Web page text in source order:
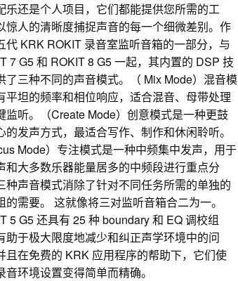
乐还是个人项目，它们都能提供您所需的工
惊人的清晰度捕捉声音的每一个细微差别。作
代 KRK ROKIT 录音室监听音箱的一部分，与
7 G5 和 ROKIT 8 G5 一起，其内置的 DSP 技
了三种不同的声音模式。（ Mix Mode）混音模
平坦的频率和相位响应，适合混音、母带处理
监听。（Create Mode）创意模式是一种更鼓
的发声方式，最适合写作、制作和休闲聆听。
Mode）专注模式是一种中频集中发声，用于
和大多数乐器能量居多的中频段进行重点分
种声音模式消除了针对不同任务所需的单独的
的需要。 这就像将三对监听音箱合二为一。
5 G5 还具有 25 种 boundary 和 EQ 调校组
助于极大限度地减少和纠正声学环境中的问
且在免费的 KRK 应用程序的帮助下，它们使
音环境设置变得简单而精确。